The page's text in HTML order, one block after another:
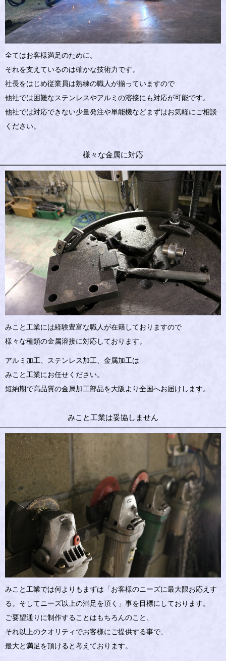
全てはお客様満足のために。
それを支えているのは確かな技術力です。
社長をはじめ従業員は熟練の職人が揃っていますので
他社では困難なステンレスやアルミの溶接にも対応が可能です。
他社では対応できない少量発注や単能機などまずはお気軽にご相談
ください。
様々な金属に対応
みこと工業には経験豊富な職人が在籍しておりますので
様々な種類の金属溶接に対応しております。
アルミ加工、ステンレス加工、金属加工は
みこと工業にお任せください。
短納期で高品質の金属加工部品を大阪より全国へお届けします。
みこと工業は妥協しません
みこと工業では何よりもまずは「お客様のニーズに最大限お応えす
る。そしてニーズ以上の満足を頂く」事を目標にしております。
ご要望通りに制作することはもちろんのこと、
それ以上のクオリティでお客様にご提供する事で、
最大と満足を頂けると考えております。